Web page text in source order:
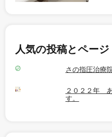
人気の投稿とページ
さの指圧治療
２０２２年
す。